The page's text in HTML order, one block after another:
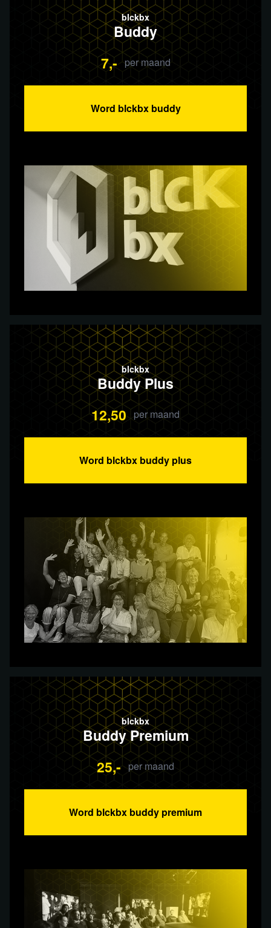
blckbx
Buddy
7,- per maand
Word blckbx buddy
blckbx
Buddy Plus
12,50 per maand
Word blckbx buddy plus
blckbx
Buddy Premium
25,- per maand
Word blckbx buddy premium